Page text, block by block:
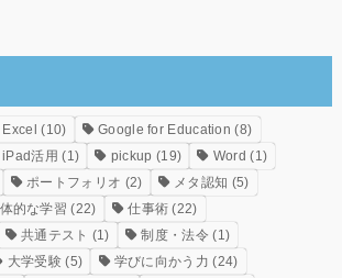
Excel (10) Google for Education (8)
iPad活用 (1) pickup (19) Word (1)
ポートフォリオ (2) メタ認知 (5)
的な学習 (22) 仕事術 (22)
共通テスト (1) 制度・法令 (1)
大学受験 (5) 学びに向かう力 (24)